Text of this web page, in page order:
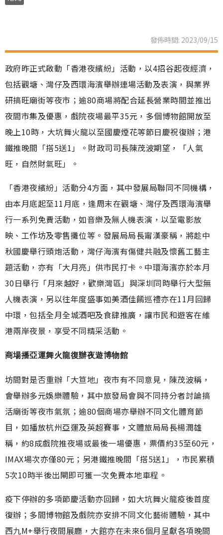
發佈時間: 2023/09/15
政府昨正式啟動「香港夜繽紛」活動，以4招谷起夜經濟，
包括觀塘、灣仔及西環海濱舉辦連場活動及表演，與業界
研搞旺廟街等夜市；逾80商場將配合延長營業時間並推出
夜間市集及優惠，戲院夜場最平35元，多個博物館開放至
晚上10時，大坑舞火龍以至國慶煙花等節日慶祝復辦；港
鐵推晚間「搭5送1」。財政司司長陳茂波期望，「人氣
旺，自然財氣旺」。
「香港夜繽紛」活動分4方面，其中發展局聯同不同機構，
由本月底起至11月底，逢周末在觀塘、灣仔及西環海濱舉
行一系列免費活動，如音樂及無人機表演，以至電影放
映、工作坊及零售攤位等。發展局局長甯漢豪稱，將趁中
秋國慶舉行頭炮活動，灣仔海濱有傷健共融及懷舊工藝主
題活動，亦有「大月亮」供市民打卡。中環海濱亦於本月
30日舉行「月來越好，歡樂灣區」與深圳同時舉行大型無
人機表演，另以往年度盛事如美酒佳餚巡禮亦在11月回歸
中環，包括全月全城酒吧及食肆推廣，讓市民和遊客在維
港兩岸夜景，享受不同精采活動。
商場播亞運舞火龍復辦夜遊博物館
坊間對是否重辦「大笪地」夜市有不同意見，陳茂波稱，
會舉辦多元娛樂體驗，其中旅發局會與不同持分者討論搞
活廟街等夜市氣氛；逾80個商場亦舉辦不同文化體育節
目，如播放杭州亞運及英超賽事，文體旅局局長楊潤雄
稱，約8成戲院推夜場或最後一場優惠，票價約35至60元，
IMAX場次亦僅80元；另港鐵推晚間「搭5送1」，市民累積
5次10時半後出閘即可獲一次免費本地車程。
疫下停辦的多項節慶活動亦回歸，如大坑舞火龍疫後首度
復辦；多間博物館及戲院亦安排不同文化藝術體驗，其中
西九M+舉行夜間展廳，大館亦在未來6個月呈獻各項晚間